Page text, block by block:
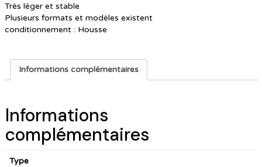
Très léger et stable
Plusieurs formats et modèles existent
conditionnement : Housse
Informations complémentaires
Informations
complémentaires
Type